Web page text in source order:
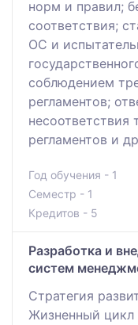
норм и правил;
соответствия;
ОС и
соблюдением
регламентов;
несоответствия
регламентов и
Год обучения - 1
Семестр - 1
Кредитов - 5
Разработка и
систем
Стратегия
Жизненный цикл